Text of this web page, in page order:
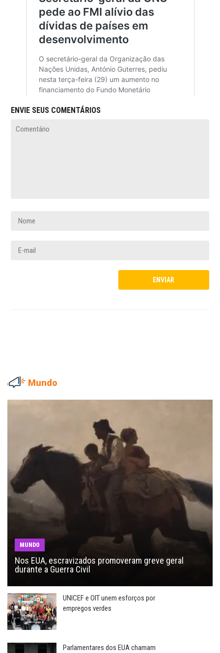
ENVIE SEUS COMENTÁRIOS
Mundo
MUNDO
Nos EUA, escravizados promoveram greve geral
durante a Guerra Civil
UNICEF e OIT unem esforços por
empregos verdes
Parlamentares dos EUA chamam